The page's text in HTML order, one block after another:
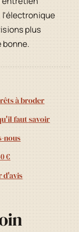
l'électronique
plus
bonne.
à broder
faut savoir
nous
€
d'avis